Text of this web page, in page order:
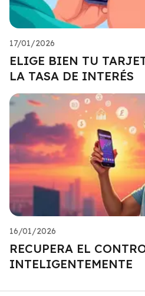
17/01/2026
ELIGE BIEN TU
LA TASA DE INTERÉS
16/01/2026
RECUPERA EL
INTELIGENTEMENTE